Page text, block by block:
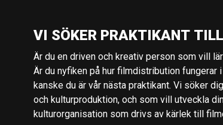
VI SÖKER PRAKTIKANT
Är du en driven och kreativ person som vill
Är du nyfiken på hur filmdistribution
kanske du är vår nästa praktikant. Vi söker
och kulturproduktion, och som vill utveckla
kulturorganisation som drivs av kärlek till